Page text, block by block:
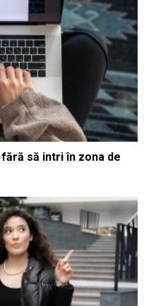
să intri în zona de